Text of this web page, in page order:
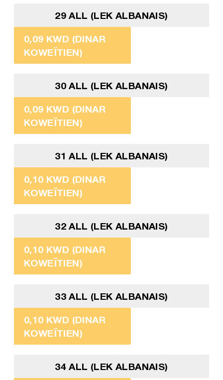
29 ALL (LEK ALBANAIS)
0,09 KWD (DINAR
KOWEÏTIEN)
30 ALL (LEK ALBANAIS)
0,09 KWD (DINAR
KOWEÏTIEN)
31 ALL (LEK ALBANAIS)
0,10 KWD (DINAR
KOWEÏTIEN)
32 ALL (LEK ALBANAIS)
0,10 KWD (DINAR
KOWEÏTIEN)
33 ALL (LEK ALBANAIS)
0,10 KWD (DINAR
KOWEÏTIEN)
34 ALL (LEK ALBANAIS)